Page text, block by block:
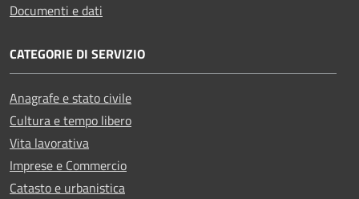
Documenti e dati
CATEGORIE DI SERVIZIO
Anagrafe e stato civile
Cultura e tempo libero
Vita lavorativa
Imprese e Commercio
Catasto e urbanistica